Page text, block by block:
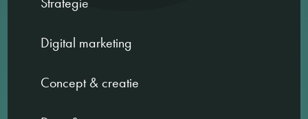
Digital marketing
Concept & creatie